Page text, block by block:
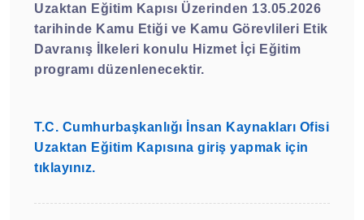
Uzaktan Eğitim Kapısı Üzerinden 13.05.2026
tarihinde Kamu Etiği ve Kamu Görevlileri Etik
Davranış İlkeleri konulu Hizmet İçi Eğitim
programı düzenlenecektir.
T.C. Cumhurbaşkanlığı İnsan Kaynakları Ofisi
Uzaktan Eğitim Kapısına giriş yapmak için
tıklayınız.